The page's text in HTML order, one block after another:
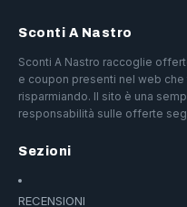
Sconti A Nastro
Sconti A Nastro raccoglie
e coupon presenti nel web
risparmiando. Il sito è una
responsabilità sulle offerte
Sezioni
RECENSIONI